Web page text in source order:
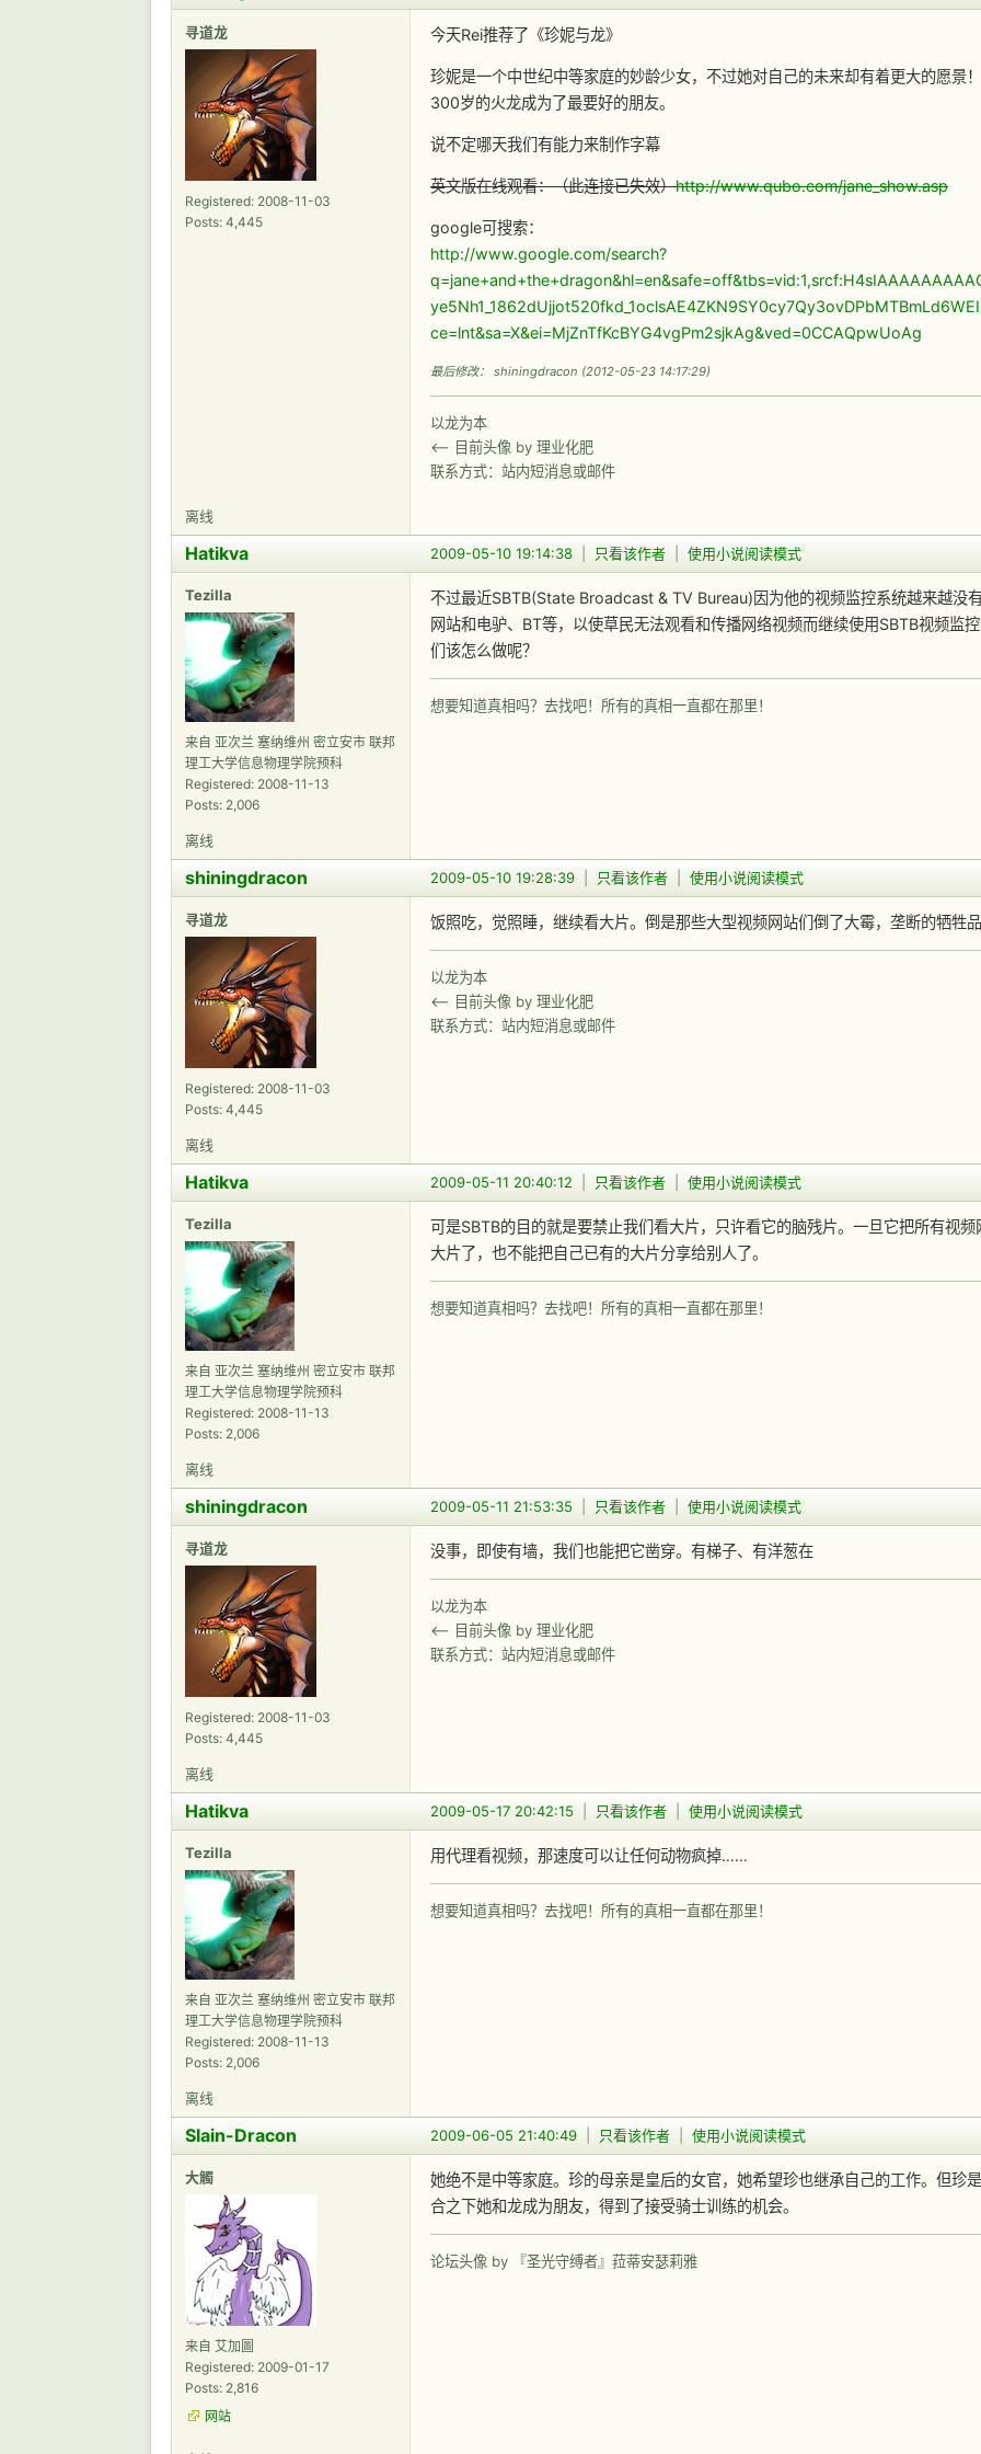
寻道龙
Registered: 2008-11-03
Posts: 4,445
今天Rei推荐了《珍妮与龙》
珍妮是一个中世纪中等家庭的妙龄少女，不过她对自己的未来却有着更大的愿景
300岁的火龙成为了最要好的朋友。
说不定哪天我们有能力来制作字幕
英文版在线观看：（此连接已失效）http://www.qubo.com/jane_show.asp
google可搜索：
http://www.google.com/search?
ce=lnt&sa=X&ei=MjZnTfKcBYG4vgPm2sjkAg&ved=0CCAQpwUoAg
最后修改： shiningdracon (2012-05-23 14:17:29)
以龙为本
<-- 目前头像 by 理业化肥
联系方式：站内短消息或邮件
离线
2009-05-10 19:14:38 只看该作者 使用小说阅读模式
Hatikva
Tezilla
来自 亚次兰 塞纳维州 密立安市 联邦
理工大学信息物理学院预科
Registered: 2008-11-13
Posts: 2,006
不过最近SBTB(State Broadcast & TV Bureau)因为他的视频监控系统越来越没
网站和电驴、BT等，以使草民无法观看和传播网络视频而继续使用SBTB视频监
们该怎么做呢？
想要知道真相吗？去找吧！所有的真相一直都在那里！
离线
2009-05-10 19:28:39 只看该作者 使用小说阅读模式
shiningdracon
寻道龙
Registered: 2008-11-03
Posts: 4,445
饭照吃，觉照睡，继续看大片。倒是那些大型视频网站们倒了大霉，垄断的牺牲品
以龙为本
<-- 目前头像 by 理业化肥
联系方式：站内短消息或邮件
离线
2009-05-11 20:40:12 只看该作者 使用小说阅读模式
Hatikva
Tezilla
来自 亚次兰 塞纳维州 密立安市 联邦
理工大学信息物理学院预科
Registered: 2008-11-13
Posts: 2,006
可是SBTB的目的就是要禁止我们看大片，只许看它的脑残片。一旦它把所有视
大片了，也不能把自己已有的大片分享给别人了。
想要知道真相吗？去找吧！所有的真相一直都在那里！
离线
2009-05-11 21:53:35 只看该作者 使用小说阅读模式
shiningdracon
寻道龙
Registered: 2008-11-03
Posts: 4,445
没事，即使有墙，我们也能把它凿穿。有梯子、有洋葱在
以龙为本
<-- 目前头像 by 理业化肥
联系方式：站内短消息或邮件
离线
2009-05-17 20:42:15 只看该作者 使用小说阅读模式
Hatikva
Tezilla
来自 亚次兰 塞纳维州 密立安市 联邦
理工大学信息物理学院预科
Registered: 2008-11-13
Posts: 2,006
用代理看视频，那速度可以让任何动物疯掉……
想要知道真相吗？去找吧！所有的真相一直都在那里！
离线
2009-06-05 21:40:49 只看该作者 使用小说阅读模式
Slain-Dracon
大觸
来自 艾加圖
Registered: 2009-01-17
Posts: 2,816
网站
她绝不是中等家庭。珍的母亲是皇后的女官，她希望珍也继承自己的工作。但珍
合之下她和龙成为朋友，得到了接受骑士训练的机会。
论坛头像 by 『圣光守缚者』菈蒂安瑟莉雅